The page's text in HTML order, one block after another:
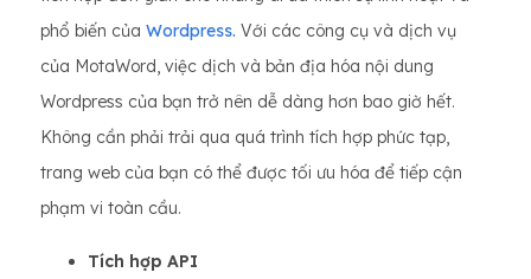
phổ biến của Wordpress. Với các công cụ và dịch vụ
của MotaWord, việc dịch và bản địa hóa nội dung
Wordpress của bạn trở nên dễ dàng hơn bao giờ hết.
Không cần phải trải qua quá trình tích hợp phức tạp,
trang web của bạn có thể được tối ưu hóa để tiếp cận
phạm vi toàn cầu.
Tích hợp API